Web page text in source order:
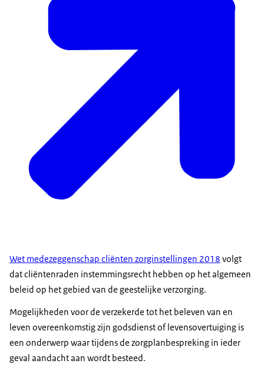
Wet medezeggenschap cliënten zorginstellingen 2018 volgt
dat cliëntenraden instemmingsrecht hebben op het algemeen
beleid op het gebied van de geestelijke verzorging.
Mogelijkheden voor de verzekerde tot het beleven van en
leven overeenkomstig zijn godsdienst of levensovertuiging is
een onderwerp waar tijdens de zorgplanbespreking in ieder
geval aandacht aan wordt besteed.